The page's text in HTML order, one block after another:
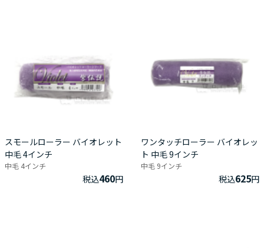
スモールローラー バイオレット
中毛 4インチ
中毛 4インチ
税込460円
ワンタッチローラー バイオレッ
ト 中毛 9インチ
中毛 9インチ
税込625円